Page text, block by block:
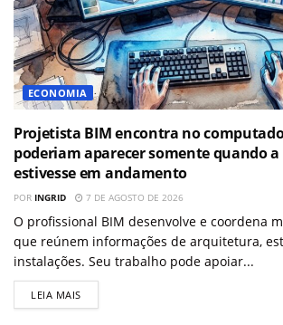
ECONOMIA
Projetista BIM encontra no
poderiam aparecer somente quando
estivesse em andamento
POR INGRID 7 DE AGOSTO DE 2026
O profissional BIM desenvolve e coordena
que reúnem informações de arquitetura,
instalações. Seu trabalho pode apoiar...
LEIA MAIS